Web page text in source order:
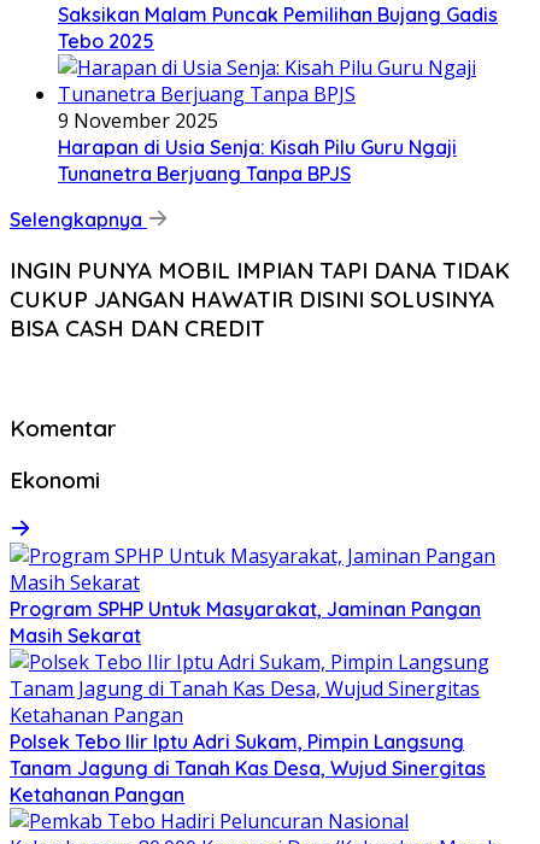
Saksikan Malam Puncak Pemilihan Bujang Gadis
Tebo 2025
9 November 2025
Harapan di Usia Senja: Kisah Pilu Guru Ngaji
Tunanetra Berjuang Tanpa BPJS
Selengkapnya
INGIN PUNYA MOBIL IMPIAN TAPI DANA TIDAK
CUKUP JANGAN HAWATIR DISINI SOLUSINYA
BISA CASH DAN CREDIT
Komentar
Ekonomi
Program SPHP Untuk Masyarakat, Jaminan Pangan
Masih Sekarat
Polsek Tebo Ilir Iptu Adri Sukam, Pimpin Langsung
Tanam Jagung di Tanah Kas Desa, Wujud Sinergitas
Ketahanan Pangan